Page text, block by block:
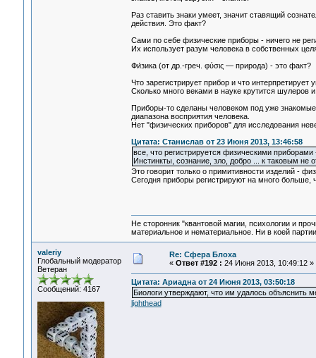
Раз ставить знаки умеет, значит ставящий
действия. Это факт?
Сами по себе физические приборы - ничего не
Их использует разум человека в собственных
Фи́зика (от др.-греч. φύσις — природа) - это факт?
Что зарегистрирует прибор и что
Сколько много веками в науке крутится
Приборы-то сделаны человеком под уже
диапазона восприятия человека.
Нет "физических приборов" для исследования
Цитата: Станислав от 23 Июня 2013, 13:46:58
все, что регистрируется физическими приборами
Инстинкты, сознание, зло, добро ... к таковым не
Это говорит только о примитивности изделий -
Сегодня приборы регистрируют на много больше,
Не сторонник "квантовой магии, психологии и
материальное и нематериальное. Ни в коей
valeriy
Глобальный модератор
Ветеран
Сообщений: 4167
Re: Сфера Блоха
« Ответ #192 : 24 Июня 2013, 10:49:12 »
Цитата: Ариадна от 24 Июня 2013, 03:50:18
Биологи утверждают, что им удалось объяснить
lighthead